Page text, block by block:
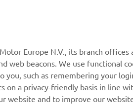
Rezervați o întreținere
Contactați-ne
Europe N.V., its branch offices
web beacons. We use functional
such as remembering your
on a privacy-friendly basis in line
website and to improve our